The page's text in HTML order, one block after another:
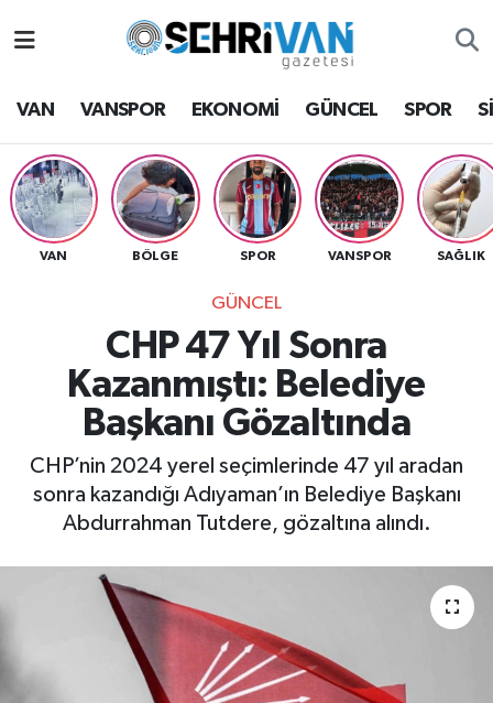
VAN VANSPOR EKONOMİ GÜNCEL SPOR
VAN BÖLGE SPOR VANSPOR SAĞLIK
GÜNCEL
CHP 47 Yıl Sonra
Kazanmıştı: Belediye
Başkanı Gözaltında
CHP’nin 2024 yerel seçimlerinde 47 yıl aradan
sonra kazandığı Adıyaman’ın Belediye Başkanı
Abdurrahman Tutdere, gözaltına alındı.
Van Hava Durumu
VAN Namaz Vakitleri
Van Trafik Yoğunluk Haritası
Süper Lig Puan Durumu ve Fikstür
Tüm Manşetler
Son Dakika Haberleri
Haber Arşivi